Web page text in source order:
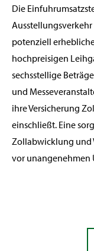
Die
potenziell
hochpreisigen
sechsstellige
und
ihre Versicherung
einschließt. Eine
Zollabwicklung und
vor unangenehmen